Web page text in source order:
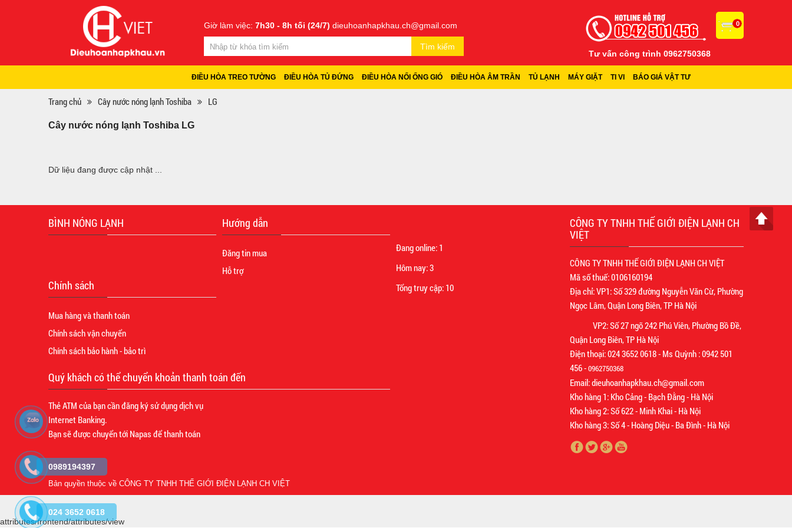
Giờ làm việc: 7h30 - 8h tối (24/7) dieuhoanhapkhau.ch@gmail.com
Tìm kiếm
0
Tư vấn công trình 0962750368
ĐIỀU HÒA TREO TƯỜNG ĐIỀU HÒA TỦ ĐỨNG ĐIỀU HÒA NỐI ỐNG GIÓ ĐIỀU HÒA ÂM TRẦN TỦ LẠNH MÁY GIẶT TI VI BÁO GIÁ VẬT TƯ
Trang chủ Cây nước nóng lạnh Toshiba LG
Cây nước nóng lạnh Toshiba LG
Dữ liệu đang được cập nhật ...
BÌNH NÓNG LẠNH Hướng dẫn
Đăng tin mua
Hỗ trợ
Chính sách
Mua hàng và thanh toán
Chính sách vận chuyển
Chính sách bảo hành - bảo trì
Quý khách có thể chuyển khoản thanh toán đến
Thẻ ATM của bạn cần đăng ký sử dụng dịch vụ
Internet Banking.
Bạn sẽ được chuyển tới Napas để thanh toán
Đang online: 1
Hôm nay:3
Tổng truy cập: 10
CÔNG TY TNHH THẾ GIỚI ĐIỆN LẠNH CH
VIỆT
CÔNG TY TNHH THẾ GIỚI ĐIỆN LẠNH CH VIỆT
Mã số thuế: 0106160194
Địa chỉ: VP1: Số 329 đường Nguyễn Văn Cừ, Phường
Ngọc Lâm, Quận Long Biên, TP Hà Nội
VP2: Số 27 ngõ 242 Phú Viên, Phường Bồ Đề,
Quận Long Biên, TP Hà Nội
Điện thoại: 024 3652 0618 - Ms Quỳnh : 0942 501
456 -0962750368
Email: dieuhoanhapkhau.ch@gmail.com
Kho hàng 1: Kho Cảng - Bạch Đằng - Hà Nội
Kho hàng 2: Số 622 - Minh Khai - Hà Nội
Kho hàng 3: Số 4 - Hoàng Diệu - Ba Đình - Hà Nội
Bản quyền thuộc về CÔNG TY TNHH THẾ GIỚI ĐIỆN LẠNH CH VIỆT
0989194397
024 3652 0618
attributes/frontend/attributes/view